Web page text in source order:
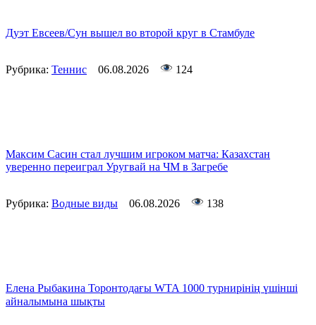
Дуэт Евсеев/Сун вышел во второй круг в Стамбуле
Рубрика: Теннис 06.08.2026 124
Максим Сасин стал лучшим игроком матча: Казахстан
уверенно переиграл Уругвай на ЧМ в Загребе
Рубрика: Водные виды 06.08.2026 138
Елена Рыбакина Торонтодағы WTA 1000 турнирінің үшінші
айналымына шықты